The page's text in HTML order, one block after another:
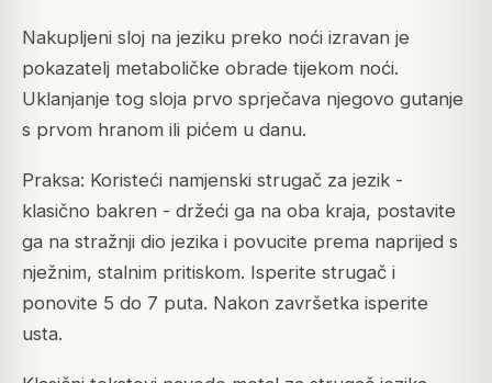
Nakupljeni sloj na jeziku preko noći izravan je
pokazatelj metaboličke obrade tijekom noći.
Uklanjanje tog sloja prvo sprječava njegovo gutanje
s prvom hranom ili pićem u danu.
Praksa: Koristeći namjenski strugač za jezik -
klasično bakren - držeći ga na oba kraja, postavite
ga na stražnji dio jezika i povucite prema naprijed s
nježnim, stalnim pritiskom. Isperite strugač i
ponovite 5 do 7 puta. Nakon završetka isperite
usta.